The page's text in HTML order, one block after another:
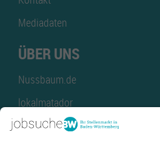
Mediadaten
ÜBER UNS
Nussbaum.de
lokalmatador
kaufinBW